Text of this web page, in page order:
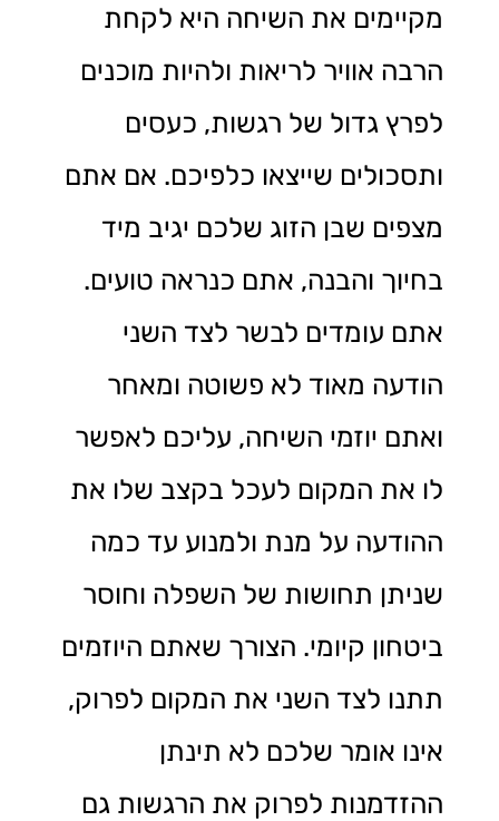
מקיימים את השיחה היא לקחת
הרבה אוויר לריאות ולהיות מוכנים
לפרץ גדול של רגשות, כעסים
ותסכולים שייצאו כלפיכם. אם אתם
מצפים שבן הזוג שלכם יגיב מיד
בחיוך והבנה, אתם כנראה טועים.
אתם עומדים לבשר לצד השני
הודעה מאוד לא פשוטה ומאחר
ואתם יוזמי השיחה, עליכם לאפשר
לו את המקום לעכל בקצב שלו את
ההודעה על מנת ולמנוע עד כמה
שניתן תחושות של השפלה וחוסר
ביטחון קיומי. הצורך שאתם היוזמים
תתנו לצד השני את המקום לפרוק,
אינו אומר שלכם לא תינתן
ההזדמנות לפרוק את הרגשות גם